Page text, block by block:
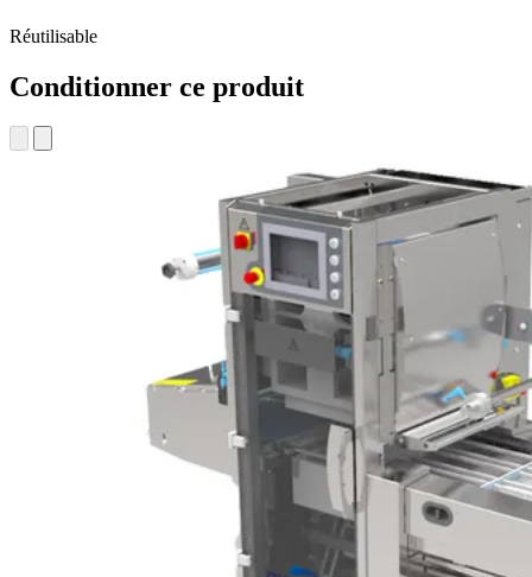
Réutilisable
Conditionner ce produit